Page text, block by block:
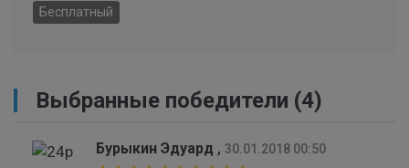
Бесплатный
Выбранные победители (4)
Бурыкин Эдуард , 30.01.2018 00:50